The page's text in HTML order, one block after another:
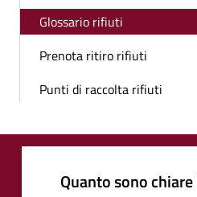
Glossario rifiuti
Prenota ritiro rifiuti
Punti di raccolta rifiuti
Quanto sono